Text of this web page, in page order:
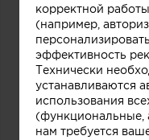
корректной
(например,
эффективность
Технически
устанавливаются
использования
(функциональные,
нам требуется